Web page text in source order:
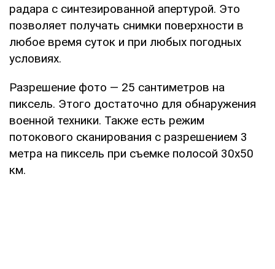
радара с синтезированной апертурой. Это
позволяет получать снимки поверхности в
любое время суток и при любых погодных
условиях.
Разрешение фото — 25 сантиметров на
пиксель. Этого достаточно для обнаружения
военной техники. Также есть режим
потокового сканирования с разрешением 3
метра на пиксель при съемке полосой 30х50
км.